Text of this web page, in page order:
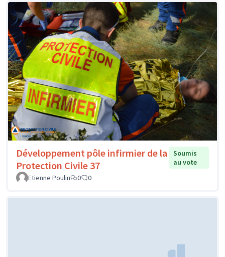
Développement pôle infirmier de la
Protection Civile 37
Soumis
au vote
Etienne Poulin
0 0